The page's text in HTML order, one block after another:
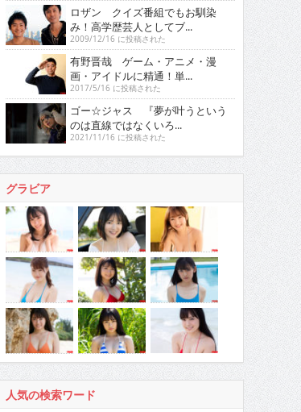
ロザン クイズ番組でもお馴染
み！高学歴芸人としてブ...
2009/12/16 に投稿された
有野晋哉 ゲーム・アニメ・漫
画・アイドルに精通！単...
2017/5/16 に投稿された
ゴー☆ジャス 『夢が叶うという
のは直線ではなくいろ...
2021/11/16 に投稿された
グラビア
人気の検索ワード